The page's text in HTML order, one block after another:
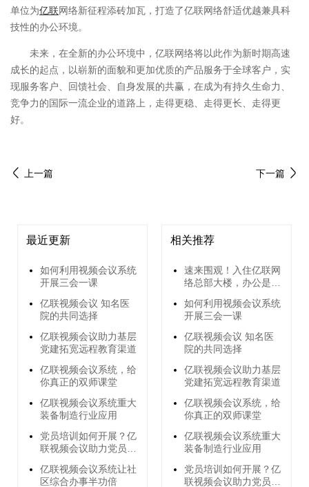
单位为亿联网络新征程添砖加瓦，打造了亿联网络舒适优越兼具科
技性的办公环境。
未来，在全新的办公环境中，亿联网络将以此作为新时期高速
成长的起点，以崭新的面貌和更加优质的产品服务于全球客户，实
现服务客户、回馈社会、自身发展的共赢，在成为有持久生命力、
竞争力的国际一流企业的道路上，走得更稳、走得更长、走得更
好。
上一篇 下一篇
最近更新
如何利用视频会议系统
开展三会一课
亿联视频会议 知名医
院的共同选择
亿联视频会议助力基层
党建拓宽远程教育渠道
亿联视频会议系统，给
你真正的双师课堂
亿联视频会议系统重大
装备制造行业应用
党员培训如何开展？亿
联视频会议助力党员远
亿联视频会议系统让社
区综合办事半功倍
相关推荐
速来围观！入住亿联网
络总部大楼，办公是怎
如何利用视频会议系统
开展三会一课
亿联视频会议 知名医
院的共同选择
亿联视频会议助力基层
党建拓宽远程教育渠道
亿联视频会议系统，给
你真正的双师课堂
亿联视频会议系统重大
装备制造行业应用
党员培训如何开展？亿
联视频会议助力党员远